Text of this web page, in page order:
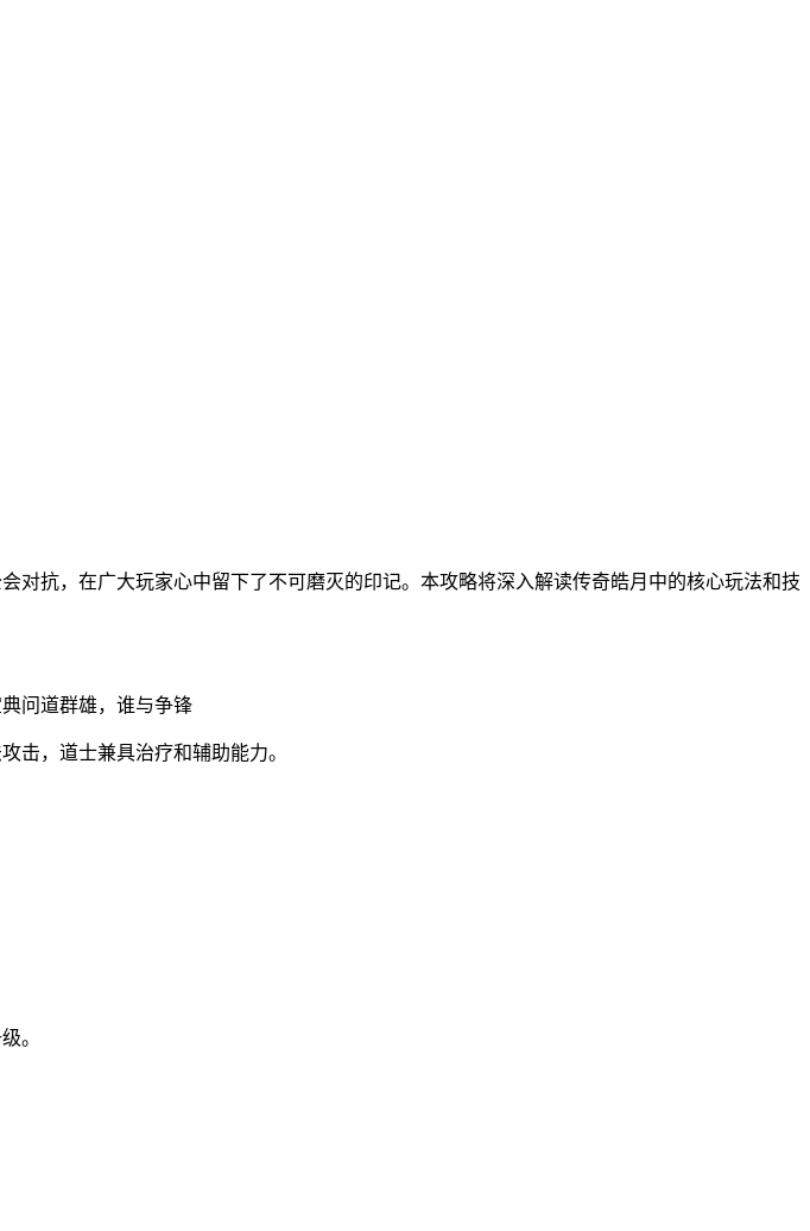
抗，在广大玩家心中留下了不可磨灭的印记。本攻略将深入解读传奇皓月中的核心玩法和技
击，道士兼具治疗和辅助能力。
。